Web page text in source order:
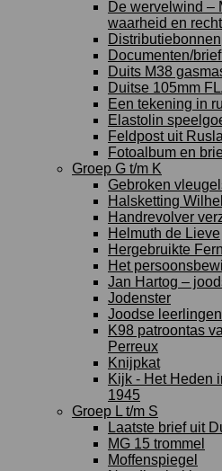
De wervelwind –
waarheid en recht
Distributiebonnen
Documenten/
Duits M38
Duitse 105mm
Een tekening in
Elastolin
Feldpost uit
Fotoalbum en
Groep G t/m K
Gebroken
Halsketting
Handrevolver
Helmuth de Lieve
Hergebruikte
Het
Jan Hartog –
Jodenster
Joodse
K98 patroontas
Perreux
Knijpkat
Kijk - Het Heden
1945
Groep L t/m S
Laatste brief uit
MG 15 trommel
Moffenspiegel